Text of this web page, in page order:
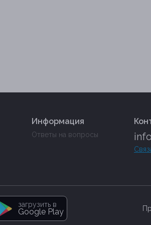
Информация
Ответы на вопросы
загрузить в
Google Play